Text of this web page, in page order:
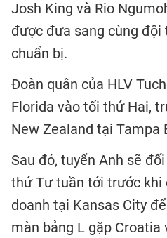
Josh King và Rio
được đưa sang cùng
chuẩn bị.
Đoàn quân của HLV
Florida vào tối thứ Hai,
New Zealand tại Tampa
Sau đó, tuyển Anh sẽ
thứ Tư tuần tới trước khi
doanh tại Kansas City
màn bảng L gặp Croatia